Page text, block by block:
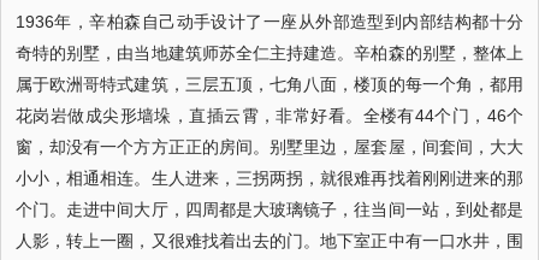
1936年，辛柏森自己动手设计了一座从外部造型到内部结构都十分
奇特的别墅，由当地建筑师苏全仁主持建造。辛柏森的别墅，整体上
属于欧洲哥特式建筑，三层五顶，七角八面，楼顶的每一个角，都用
花岗岩做成尖形墙垛，直插云霄，非常好看。全楼有44个门，46个
窗，却没有一个方方正正的房间。别墅里边，屋套屋，间套间，大大
小小，相通相连。生人进来，三拐两拐，就很难再找着刚刚进来的那
个门。走进中间大厅，四周都是大玻璃镜子，往当间一站，到处都是
人影，转上一圈，又很难找着出去的门。地下室正中有一口水井，围